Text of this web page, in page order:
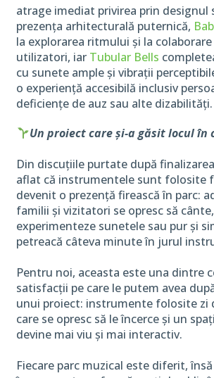
atrage imediat privirea prin designul
prezența arhitecturală puternică,
la explorarea ritmului și la
utilizatori, iar Tubular Bells
cu sunete ample și vibrații
o experiență accesibilă inclusiv
deficiențe de auz sau alte dizabilități.
Un proiect care și-a găsit locul în
Din discuțiile purtate după
aflat că instrumentele sunt folosite
devenit o prezență firească în parc:
familii și vizitatori se opresc să
experimenteze sunetele sau pur și
petreacă câteva minute în jurul
Pentru noi, aceasta este una dintre
satisfacții pe care le putem avea
unui proiect: instrumente folosite zi
care se opresc să le încerce și un
devine mai viu și mai interactiv.
Fiecare parc muzical este diferit,